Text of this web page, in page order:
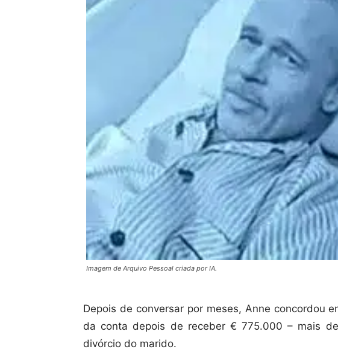
Imagem de Arquivo Pessoal criada por IA.
Depois de conversar por meses, Anne concordou
da conta depois de receber € 775.000 – mais
divórcio do marido.